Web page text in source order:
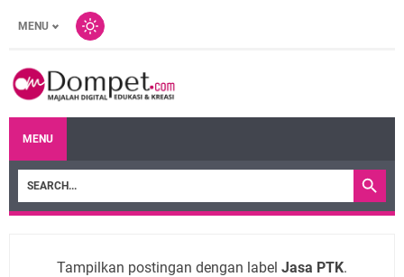
MENU
MENU
Tampilkan postingan dengan label Jasa PTK.